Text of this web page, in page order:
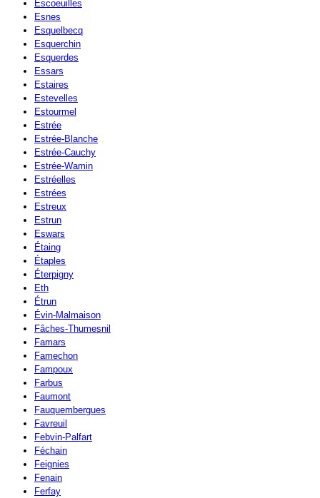
Escoeuilles
Esnes
Esquelbecq
Esquerchin
Esquerdes
Essars
Estaires
Estevelles
Estourmel
Estrée
Estrée-Blanche
Estrée-Cauchy
Estrée-Wamin
Estréelles
Estrées
Estreux
Estrun
Eswars
Étaing
Étaples
Éterpigny
Eth
Étrun
Évin-Malmaison
Fâches-Thumesnil
Famars
Famechon
Fampoux
Farbus
Faumont
Fauquembergues
Favreuil
Febvin-Palfart
Féchain
Feignies
Fenain
Ferfay